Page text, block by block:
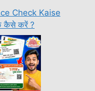
Check Kaise
कैसे करें ?